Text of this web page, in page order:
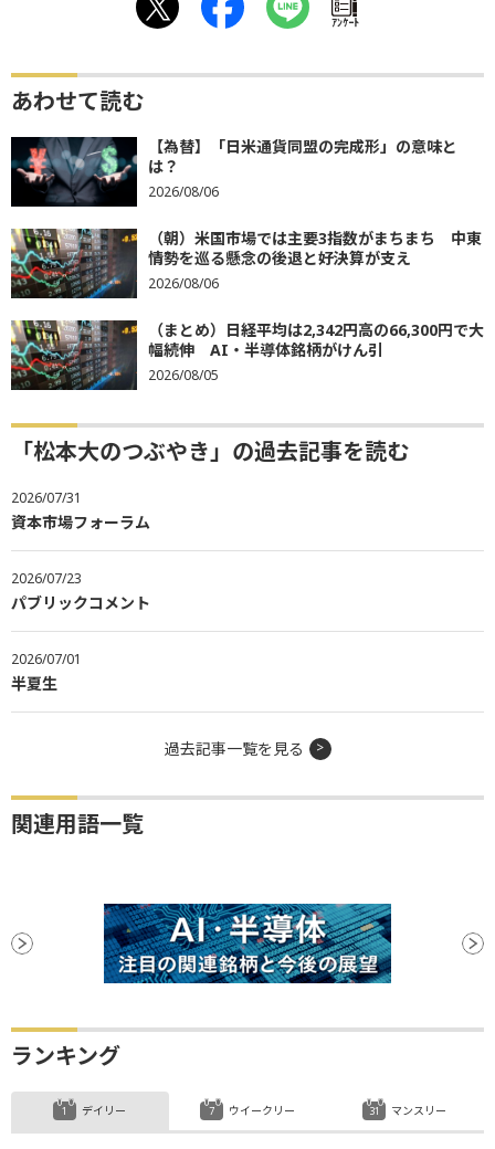
ｱﾝｹｰﾄ
あわせて読む
【為替】「日米通貨同盟の完成形」の意味と
は？
2026/08/06
（朝）米国市場では主要3指数がまちまち 中東
情勢を巡る懸念の後退と好決算が支え
2026/08/06
（まとめ）日経平均は2,342円高の66,300円で大
幅続伸 AI・半導体銘柄がけん引
2026/08/05
「松本大のつぶやき」の過去記事を読む
2026/07/31
資本市場フォーラム
2026/07/23
パブリックコメント
2026/07/01
半夏生
過去記事一覧を見る
関連用語一覧
ランキング
デイリー ウイークリー マンスリー